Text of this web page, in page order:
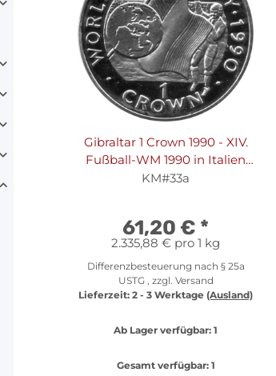
Gibraltar 1 Crown 1990 - XIV.
Fußball-WM 1990 in Italien
"Flagge und Ball" - Silber PP
KM#33a
61,20 € *
2.335,88 € pro 1 kg
Differenzbesteuerung nach § 25a
USTG , zzgl. Versand
Lieferzeit: 2 - 3 Werktage (Ausland)
Ab Lager verfügbar: 1
Gesamt verfügbar:1